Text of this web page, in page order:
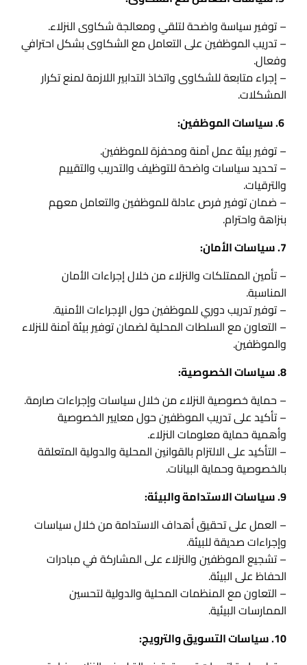
– توفير سياسة واضحة لتلقي ومعالجة شكاوى النزلاء.
– تدريب الموظفين على التعامل مع الشكاوى بشكل احترافي
وفعال.
– إجراء متابعة للشكاوى واتخاذ التدابير اللازمة لمنع تكرار
المشكلات.
– توفير بيئة عمل آمنة ومحفزة للموظفين.
– تحديد سياسات واضحة للتوظيف والتدريب والتقييم
والترقيات.
– ضمان توفير فرص عادلة للموظفين والتعامل معهم
بنزاهة واحترام.
7. سياسات الأمان:
– تأمين الممتلكات والنزلاء من خلال إجراءات الأمان
المناسبة.
– توفير تدريب دوري للموظفين حول الإجراءات الأمنية.
– التعاون مع السلطات المحلية لضمان توفير بيئة آمنة للنزلاء
والموظفين.
8. سياسات الخصوصية:
– حماية خصوصية النزلاء من خلال سياسات وإجراءات صارمة.
– تأكيد على تدريب الموظفين حول معايير الخصوصية
وأهمية حماية معلومات النزلاء.
– التأكيد على الالتزام بالقوانين المحلية والدولية المتعلقة
بالخصوصية وحماية البيانات.
9. سياسات الاستدامة والبيئة:
– العمل على تحقيق أهداف الاستدامة من خلال سياسات
وإجراءات صديقة للبيئة.
– تشجيع الموظفين والنزلاء على المشاركة في مبادرات
الحفاظ على البيئة.
– التعاون مع المنظمات المحلية والدولية لتحسين
الممارسات البيئية.
10. سياسات التسويق والترويج: